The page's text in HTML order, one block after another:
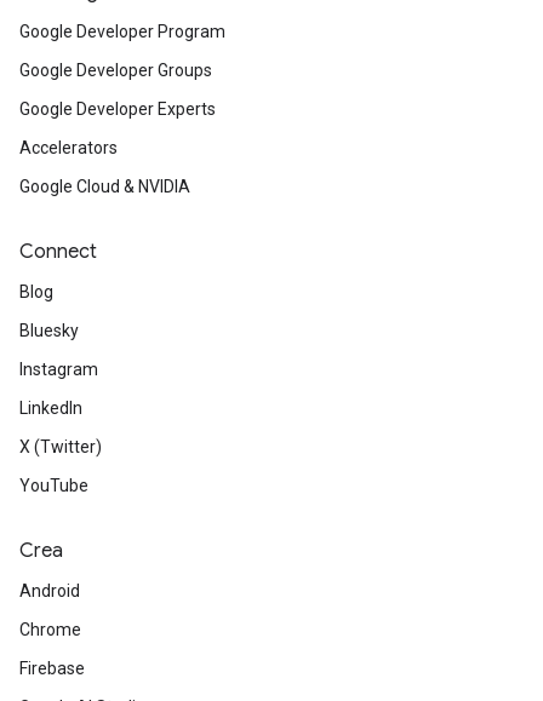
Google Developer Program
Google Developer Groups
Google Developer Experts
Accelerators
Google Cloud & NVIDIA
Connect
Blog
Bluesky
Instagram
LinkedIn
X (Twitter)
YouTube
Crea
Android
Chrome
Firebase